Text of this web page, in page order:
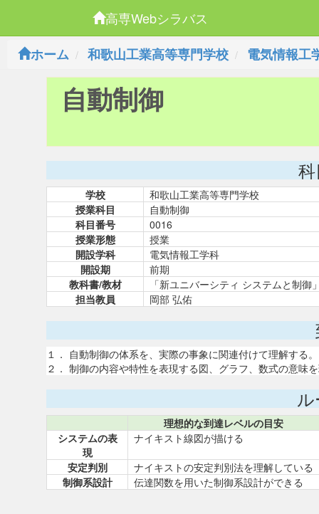
高専Webシラバス
ホーム
和歌山工業高等専門学校 電気情報工
自動制御
学校
和歌山工業高等専門学校
授業科目
自動制御
科目番号
0016
授業形態
授業
開設学科
電気情報工学科
開設期
前期
教科書/教材
「新ユニバーシティ システムと制御
担当教員
岡部 弘佑
１． 自動制御の体系を、実際の事象に関連付けて理解する。
２． 制御の内容や特性を表現する図、グラフ、数式の意味
理想的な到達レベルの目安
システムの表
現
ナイキスト線図が描ける
安定判別
ナイキストの安定判別法を理解している
制御系設計
伝達関数を用いた制御系設計ができる